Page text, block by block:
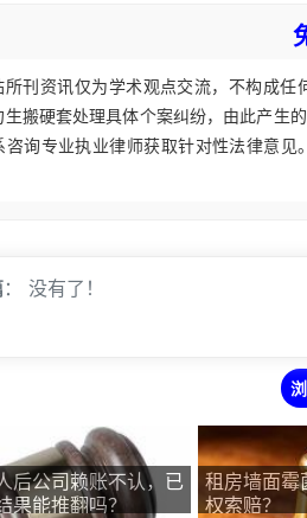
所刊资讯仅为学术观点交流，不构成
生搬硬套处理具体个案纠纷，由此产生
咨询专业执业律师获取针对性法律意
： 没有了！
后公司赖账不认，已
果能推翻吗？
租房墙面霉
权索赔？